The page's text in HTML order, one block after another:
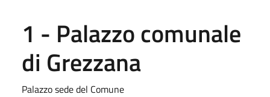
1 - Palazzo comunale
di Grezzana
Palazzo sede del Comune